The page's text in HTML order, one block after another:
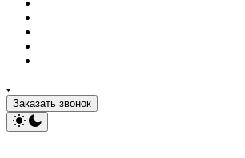
Заказать звонок